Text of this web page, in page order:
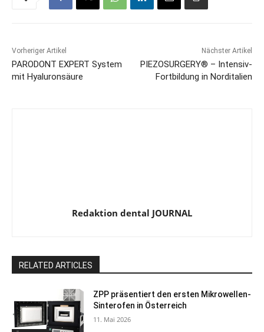
Vorheriger Artikel
PARODONT EXPERT System
mit Hyaluronsäure
Nächster Artikel
PIEZOSURGERY® – Intensiv-
Fortbildung in Norditalien
Redaktion dental JOURNAL
RELATED ARTICLES
ZPP präsentiert den ersten Mikrowellen-
Sinterofen in Österreich
11. Mai 2026